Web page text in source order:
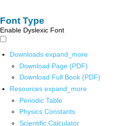
Font Type
Enable Dyslexic Font
Downloads expand_more
Download Page (PDF)
Download Full Book (PDF)
Resources expand_more
Periodic Table
Physics Constants
Scientific Calculator